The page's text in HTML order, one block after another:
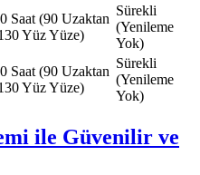
Saat (90 Uzaktan
Yüz Yüze)
Sürekli
(Yenileme
Yok)
Saat (90 Uzaktan
Yüz Yüze)
Sürekli
(Yenileme
Yok)
ile Güvenilir ve